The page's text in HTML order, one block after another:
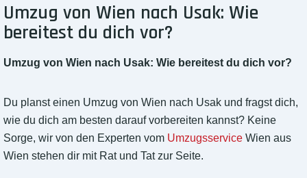
Umzug von Wien nach Usak: Wie
bereitest du dich vor?
Umzug von Wien nach Usak: Wie bereitest du dich vor?
Du planst einen Umzug von Wien nach Usak und fragst dich,
wie du dich am besten darauf vorbereiten kannst? Keine
Sorge, wir von den Experten vom Umzugsservice Wien aus
Wien stehen dir mit Rat und Tat zur Seite.